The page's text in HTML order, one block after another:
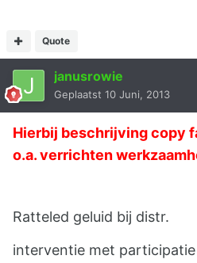
Quote
janusrowie
Geplaatst 10 Juni, 2013
Hierbij beschrijving copy
o.a. verrichten
Ratteled geluid bij distr.
interventie met